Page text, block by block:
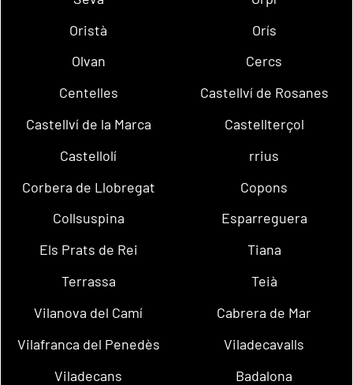
Oristà
Orís
Olvan
Cercs
Centelles
Castellví de Rosanes
Castellví de la Marca
Castellterçol
Castellolí
rrius
Corbera de Llobregat
Copons
Collsuspina
Esparreguera
Els Prats de Rei
Tiana
Terrassa
Teià
Vilanova del Camí
Cabrera de Mar
Vilafranca del Penedès
Viladecavalls
Viladecans
Badalona